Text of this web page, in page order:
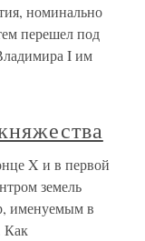
номинально
перешел под
I им
X и в первой
земель
именуемым в
Как